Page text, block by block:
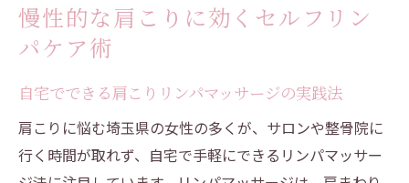
慢性的な肩こりに効くセルフリン
パケア術
自宅でできる肩こりリンパマッサージの実践法
肩こりに悩む埼玉県の女性の多くが、サロンや整骨院に
行く時間が取れず、自宅で手軽にできるリンパマッサー